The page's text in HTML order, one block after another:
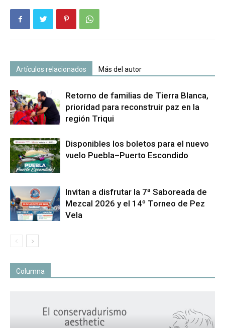
Artículos relacionados Más del autor
Retorno de familias de Tierra Blanca,
prioridad para reconstruir paz en la
región Triqui
Disponibles los boletos para el nuevo
vuelo Puebla–Puerto Escondido
Invitan a disfrutar la 7ª Saboreada de
Mezcal 2026 y el 14º Torneo de Pez
Vela
Columna